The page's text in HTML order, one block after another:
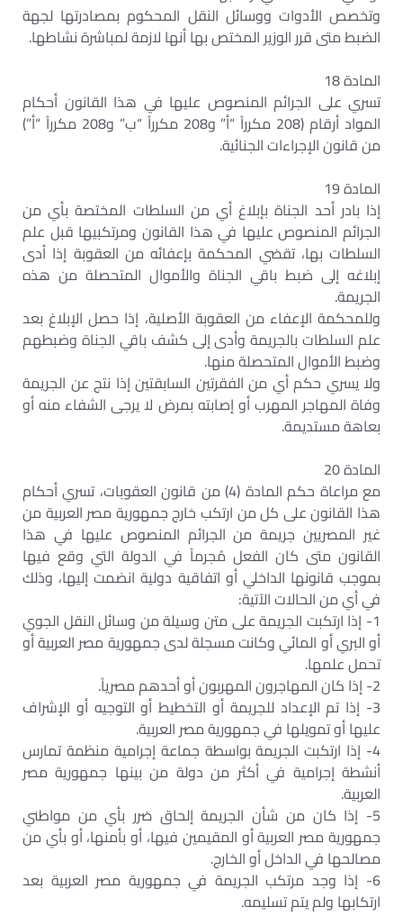
وتخصص الأدوات ووسائل النقل المحكوم بمصادرتها لجهة
الضبط متى قرر الوزير المختص بها أنها لازمة لمباشرة نشاطها.
المادة 18
تسري على الجرائم المنصوص عليها في هذا القانون أحكام
المواد أرقام (208 مكرراً “أ” و208 مكرراً “ب” و208 مكرراً “أ”)
من قانون الإجراءات الجنائية.
المادة 19
إذا بادر أحد الجناة بإبلاغ أي من السلطات المختصة بأي من
الجرائم المنصوص عليها في هذا القانون ومرتكبيها قبل علم
السلطات بها، تقضي المحكمة بإعفائه من العقوبة إذا أدى
إبلاغه إلى ضبط باقي الجناة والأموال المتحصلة من هذه
الجريمة.
وللمحكمة الإعفاء من العقوبة الأصلية، إذا حصل الإبلاغ بعد
علم السلطات بالجريمة وأدى إلى كشف باقي الجناة وضبطهم
وضبط الأموال المتحصلة منها.
ولا يسري حكم أي من الفقرتين السابقتين إذا نتج عن الجريمة
وفاة المهاجر المهرب أو إصابته بمرض لا يرجى الشفاء منه أو
بعاهة مستديمة.
المادة 20
مع مراعاة حكم المادة (4) من قانون العقوبات، تسري أحكام
هذا القانون على كل من ارتكب خارج جمهورية مصر العربية من
غير المصريين جريمة من الجرائم المنصوص عليها في هذا
القانون متى كان الفعل مُجرماً في الدولة التي وقع فيها
بموجب قانونها الداخلي أو اتفاقية دولية انضمت إليها، وذلك
في أي من الحالات الآتية:
1- إذا ارتكبت الجريمة على متن وسيلة من وسائل النقل الجوي
أو البري أو المائي وكانت مسجلة لدى جمهورية مصر العربية أو
تحمل علمها.
2- إذا كان المهاجرون المهربون أو أحدهم مصرياً.
3- إذا تم الإعداد للجريمة أو التخطيط أو التوجيه أو الإشراف
عليها أو تمويلها في جمهورية مصر العربية.
4- إذا ارتكبت الجريمة بواسطة جماعة إجرامية منظمة تمارس
أنشطة إجرامية في أكثر من دولة من بينها جمهورية مصر
العربية.
5- إذا كان من شأن الجريمة إلحاق ضرر بأي من مواطني
جمهورية مصر العربية أو المقيمين فيها، أو بأمنها، أو بأي من
مصالحها في الداخل أو الخارج.
6- إذا وجد مرتكب الجريمة في جمهورية مصر العربية بعد
ارتكابها ولم يتم تسليمه.